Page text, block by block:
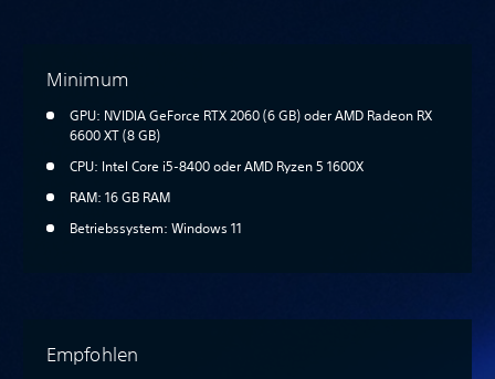
Minimum
GPU: NVIDIA GeForce RTX 2060 (6 GB) oder AMD Radeon RX
6600 XT (8 GB)
CPU: Intel Core i5-8400 oder AMD Ryzen 5 1600X
RAM: 16 GB RAM
Betriebssystem: Windows 11
Empfohlen